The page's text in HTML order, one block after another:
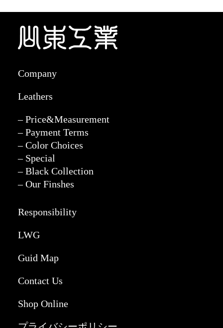
Company
Leathers
– Price&Measurement
– Payment Terms
– Color Choices
– Special
– Black Collection
– Our Finshes
Responsibility
LWG
Guid Map
Contact Us
Shop Online